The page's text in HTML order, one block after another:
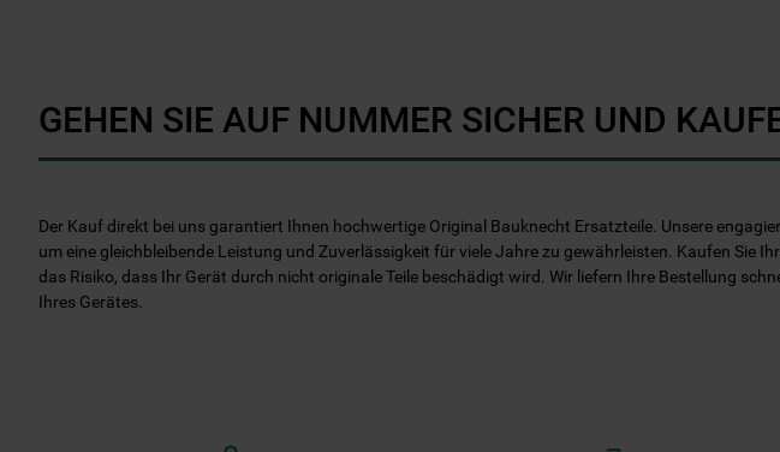
GEHEN SIE AUF NUMMER SICHER UND
Der Kauf direkt bei uns garantiert Ihnen hochwertige Original Bauknecht Ersatzteile. Unsere
um eine gleichbleibende Leistung und Zuverlässigkeit für viele Jahre zu gewährleisten. Kaufen Sie
das Risiko, dass Ihr Gerät durch nicht originale Teile beschädigt wird. Wir liefern Ihre Bestellung
Ihres Gerätes.
gesetzt. Mehr
https://
von-cookies